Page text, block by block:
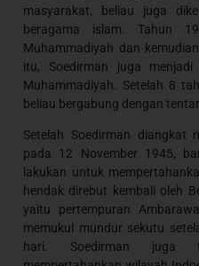
masyarakat, beliau juga
beragama islam. Tahun
Muhammadiyah dan
itu, Soedirman juga
Muhammadiyah. Setelah 8
beliau bergabung dengan
Setelah Soedirman diangkat
pada 12 November 1945,
lakukan untuk
hendak direbut kembali oleh
yaitu pertempuran
memukul mundur sekutu
hari. Soedirman juga